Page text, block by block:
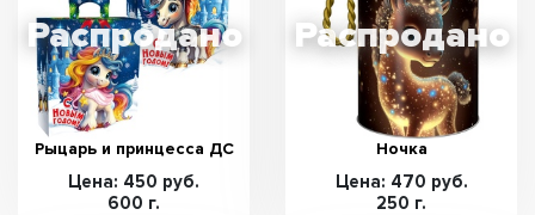
Рыцарь и принцесса ДС
Цена: 450 руб.
600 г.
Ночка
Цена: 470 руб.
250 г.